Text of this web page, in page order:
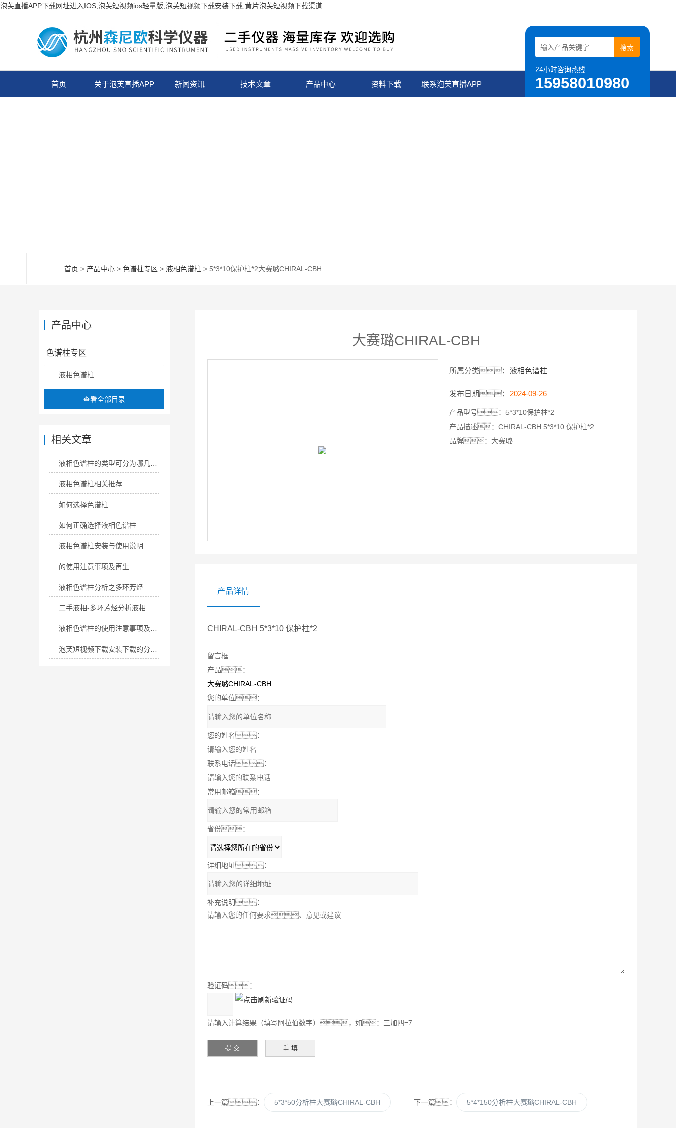
泡芙直播APP下载网址进入IOS,泡芙短视频ios轻量版,泡芙短视频下载安装下载,黄片泡芙短视频下载渠道
24小时咨询热线
15958010980
首页 关于泡芙直播APP 新闻资讯 技术文章 产品中心 资料下载 联系泡芙直播APP
首页 > 产品中心 > 色谱柱专区 > 液相色谱柱 > 5*3*10保护柱*2大赛璐CHIRAL-CBH
大赛璐CHIRAL-CBH
所属分类：液相色谱柱
发布日期： 2024-09-26
产品型号： 5*3*10保护柱*2
产品描述：CHIRAL-CBH 5*3*10 保护柱*2
品牌：大赛璐
产品详情
CHIRAL-CBH 5*3*10 保护柱*2
留言框
产品：
您的单位：
您的姓名：
联系电话：
常用邮箱：
省份：
详细地址：
补充说明：
验证码：
请输入计算结果（填写阿拉伯数字），如：三加四=7
上一篇： 5*3*50分析柱大赛璐CHIRAL-CBH 下一篇： 5*4*150分析柱大赛璐CHIRAL-CBH
产品中心
色谱柱专区
液相色谱柱
查看全部目录
相关文章
液相色谱柱相关推荐
如何选择色谱柱
如何正确选择液相色谱柱
液相色谱柱安装与使用说明
的使用注意事项及再生
液相色谱柱分析之多环芳烃